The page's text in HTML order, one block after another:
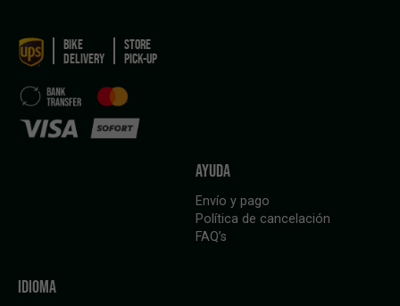
BIKE
DELIVERY
STORE
PICK-UP
AYUDA
Envío y pago
Política de cancelación
FAQ’s
IDIOMA